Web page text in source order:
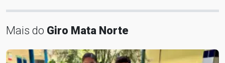
Mais do Giro Mata Norte